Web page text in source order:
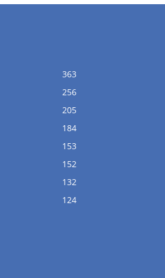
363
256
205
184
153
152
132
124